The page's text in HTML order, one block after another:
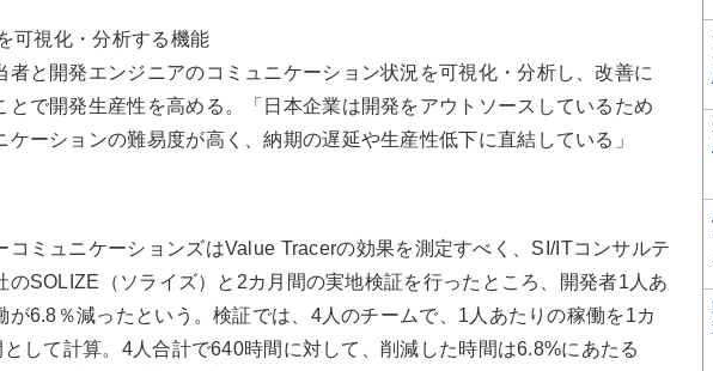
可視化・分析する機能
と開発エンジニアのコミュニケーション状況を可視化・分析し、改善に
とで開発生産性を高める。「日本企業は開発をアウトソースしているため
ケーションの難易度が高く、納期の遅延や生産性低下に直結している」
ミュニケーションズはValue Tracerの効果を測定すべく、SI/ITコンサルテ
のSOLIZE（ソライズ）と2カ月間の実地検証を行ったところ、開発者1人あ
が6.8％減ったという。検証では、4人のチームで、1人あたりの稼働を1カ
として計算。4人合計で640時間に対して、削減した時間は6.8%にあたる